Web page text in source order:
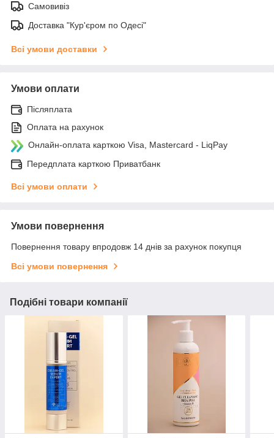
Самовивіз
Доставка "Кур'єром по Одесі"
Всі умови доставки
Умови оплати
Післяплата
Оплата на рахунок
Онлайн-оплата карткою Visa, Mastercard - LiqPay
Передплата карткою Приватбанк
Всі умови оплати
Умови повернення
Повернення товару впродовж 14 днів за рахунок покупця
Всі умови повернення
Подібні товари компанії